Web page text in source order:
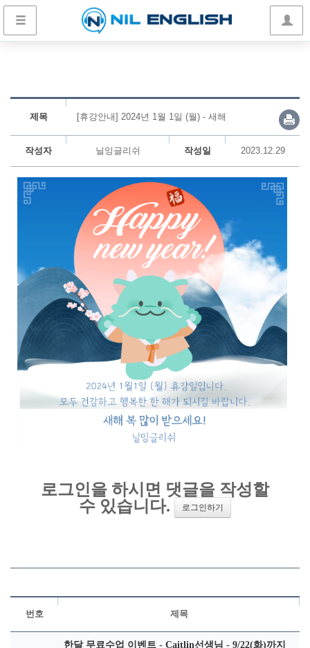
제목 [휴강안내] 2024년 1월 1일 (월) - 새해
작성자 닐잉글리쉬 작성일 2023.12.29